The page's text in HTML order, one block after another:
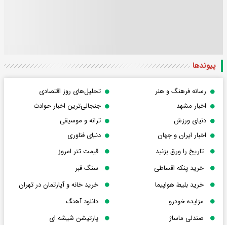
پیوندها
رسانه فرهنگ و هنر
تحلیل‌های روز اقتصادی
اخبار مشهد
جنجالی‌ترین اخبار حوادث
دنیای ورزش
ترانه و موسیقی
اخبار ایران و جهان
دنیای فناوری
تاریخ را ورق بزنید
قیمت تتر امروز
خرید پنکه اقساطی
سنگ قبر
خرید بلیط هواپیما
خرید خانه و آپارتمان در تهران
مزایده خودرو
دانلود آهنگ
صندلی ماساژ
پارتیشن شیشه ای